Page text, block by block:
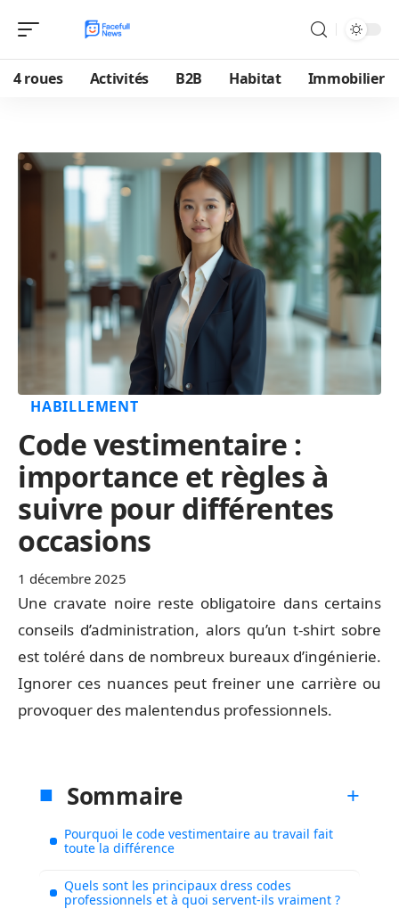
4 roues Activités B2B Habitat Immobilier
HABILLEMENT
Code vestimentaire :
importance et règles à
suivre pour différentes
occasions
1 décembre 2025
Une cravate noire reste obligatoire dans certains
conseils d’administration, alors qu’un t-shirt sobre
est toléré dans de nombreux bureaux d’ingénierie.
Ignorer ces nuances peut freiner une carrière ou
provoquer des malentendus professionnels.
Sommaire
Pourquoi le code vestimentaire au travail fait
toute la différence
Quels sont les principaux dress codes
professionnels et à quoi servent-ils vraiment ?